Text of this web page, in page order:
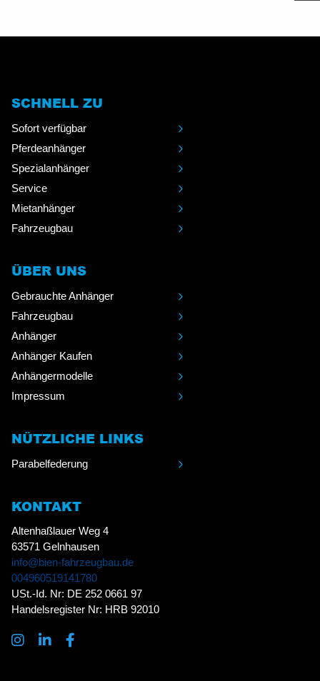
SCHNELL ZU
Sofort verfügbar
Pferdeanhänger
Spezialanhänger
Service
Mietanhänger
Fahrzeugbau
ÜBER UNS
Gebrauchte Anhänger
Fahrzeugbau
Anhänger
Anhänger Kaufen
Anhängermodelle
Impressum
NÜTZLICHE LINKS
Parabelfederung
KONTAKT
Altenhaßlauer Weg 4
63571 Gelnhausen
info@bien-fahrzeugbau.de
004960519141780
USt.-Id. Nr: DE 252 0661 97
Handelsregister Nr: HRB 92010